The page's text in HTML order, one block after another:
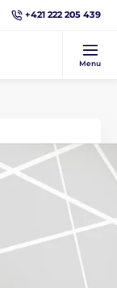
+421 222 205 439
Menu